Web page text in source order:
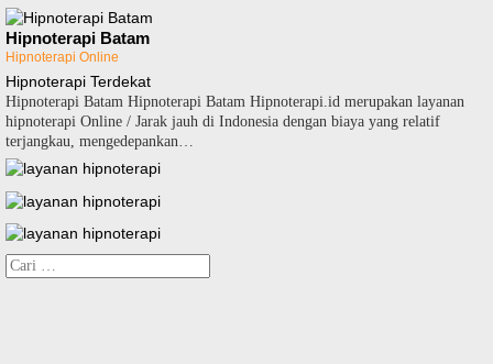
Hipnoterapi Batam
Hipnoterapi Online
Hipnoterapi Terdekat
Hipnoterapi Batam Hipnoterapi Batam Hipnoterapi.id merupakan layanan
hipnoterapi Online / Jarak jauh di Indonesia dengan biaya yang relatif
terjangkau, mengedepankan…
Cari
untuk: